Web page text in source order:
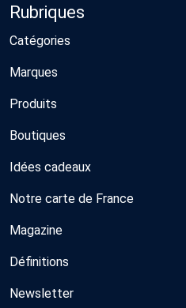
Rubriques
Catégories
Marques
Produits
Boutiques
Idées cadeaux
Notre carte de France
Magazine
Définitions
Newsletter